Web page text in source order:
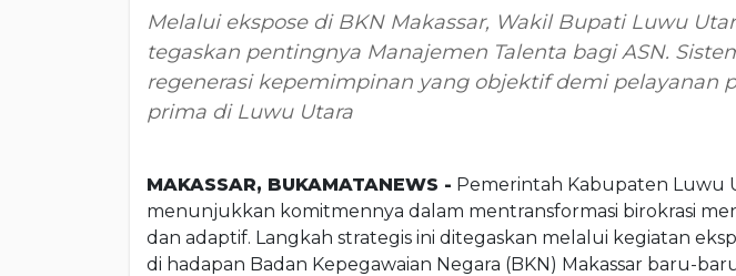
Melalui ekspose di BKN Makassar, Wakil Bupati Luwu
tegaskan pentingnya Manajemen Talenta bagi ASN.
regenerasi kepemimpinan yang objektif demi pelayanan
prima di Luwu Utara
MAKASSAR, BUKAMATANEWS - Pemerintah Kabupaten Luwu
menunjukkan komitmennya dalam mentransformasi birokrasi
dan adaptif. Langkah strategis ini ditegaskan melalui kegiatan
di hadapan Badan Kepegawaian Negara (BKN) Makassar baru-